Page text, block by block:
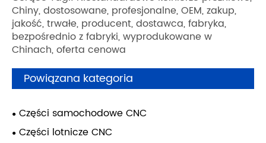
Chiny, dostosowane, profesjonalne, OEM, zakup,
jakość, trwałe, producent, dostawca, fabryka,
bezpośrednio z fabryki, wyprodukowane w
Chinach, oferta cenowa
Powiązana kategoria
Części samochodowe CNC
Części lotnicze CNC